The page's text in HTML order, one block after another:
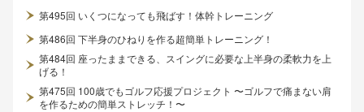
第495回 いくつになっても飛ばす！体幹トレーニング
第486回 下半身のひねりを作る超簡単トレーニング！
第484回 座ったままできる、スイングに必要な上半身の柔軟力を上
げる！
第475回 100歳でもゴルフ応援プロジェクト 〜ゴルフで痛まない肩
を作るための簡単ストレッチ！〜